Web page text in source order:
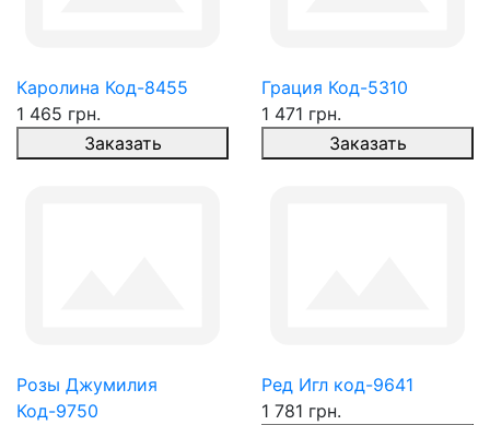
Каролина Код-8455
1 465 грн.
Заказать
Грация Код-5310
1 471 грн.
Заказать
Розы Джумилия
Код-9750
Ред Игл код-9641
1 781 грн.